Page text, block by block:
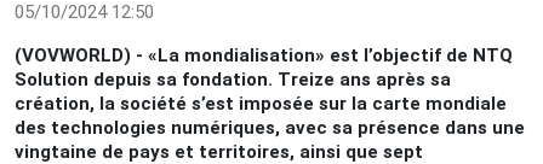
05/10/2024 12:50
(VOVWORLD) - «La mondialisation» est l’objectif de NTQ
Solution depuis sa fondation. Treize ans après sa
création, la société s’est imposée sur la carte mondiale
des technologies numériques, avec sa présence dans une
vingtaine de pays et territoires, ainsi que sept